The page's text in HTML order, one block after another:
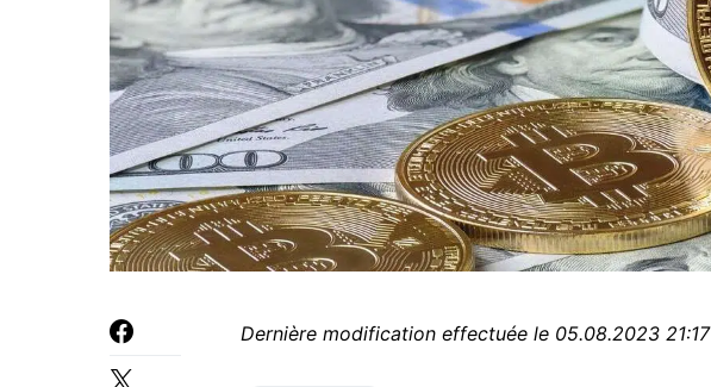
Dernière modification effectuée le 05.08.2023 21:17